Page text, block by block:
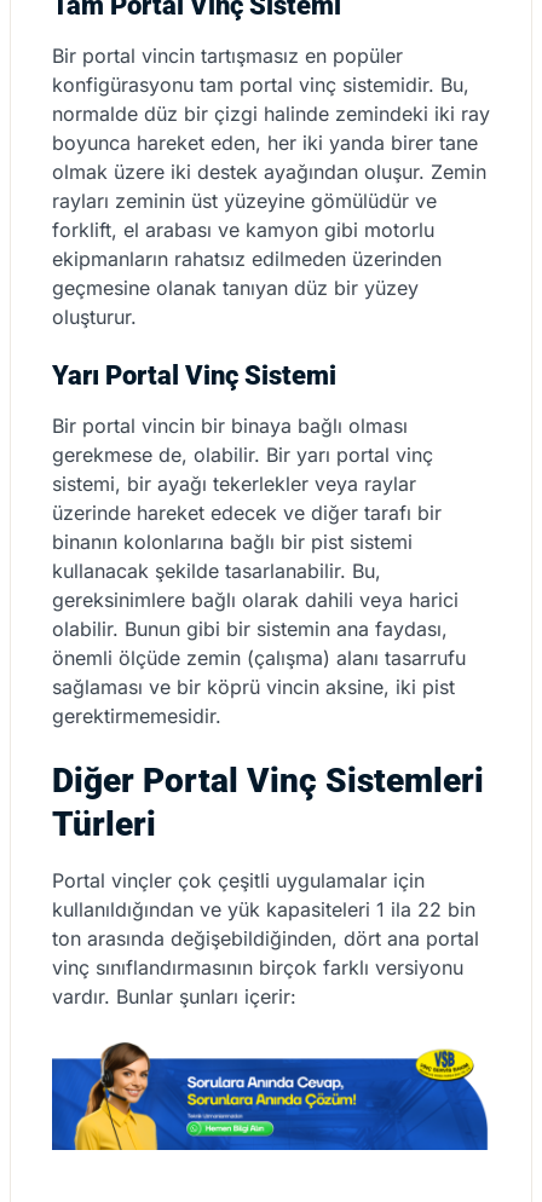
Bir portal vincin tartışmasız en popüler
konfigürasyonu tam portal vinç sistemidir. Bu,
normalde düz bir çizgi halinde zemindeki iki ray
boyunca hareket eden, her iki yanda birer tane
olmak üzere iki destek ayağından oluşur. Zemin
rayları zeminin üst yüzeyine gömülüdür ve
forklift, el arabası ve kamyon gibi motorlu
ekipmanların rahatsız edilmeden üzerinden
geçmesine olanak tanıyan düz bir yüzey
oluşturur.
Yarı Portal Vinç Sistemi
Bir portal vincin bir binaya bağlı olması
gerekmese de, olabilir. Bir yarı portal vinç
sistemi, bir ayağı tekerlekler veya raylar
üzerinde hareket edecek ve diğer tarafı bir
binanın kolonlarına bağlı bir pist sistemi
kullanacak şekilde tasarlanabilir. Bu,
gereksinimlere bağlı olarak dahili veya harici
olabilir. Bunun gibi bir sistemin ana faydası,
önemli ölçüde zemin (çalışma) alanı tasarrufu
sağlaması ve bir köprü vincin aksine, iki pist
gerektirmemesidir.
Diğer Portal Vinç Sistemleri
Türleri
Portal vinçler çok çeşitli uygulamalar için
kullanıldığından ve yük kapasiteleri 1 ila 22 bin
ton arasında değişebildiğinden, dört ana portal
vinç sınıflandırmasının birçok farklı versiyonu
vardır. Bunlar şunları içerir: